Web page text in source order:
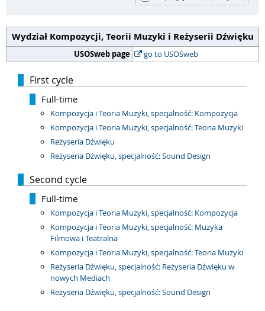
Wydział Kompozycji, Teorii Muzyki i Reżyserii Dźwięku
USOSweb page go to USOSweb
First cycle
Full-time
Kompozycja i Teoria Muzyki, specjalność: Kompozycja
Kompozycja i Teoria Muzyki, specjalność: Teoria Muzyki
Reżyseria Dźwięku
Reżyseria Dźwięku, specjalność: Sound Design
Second cycle
Full-time
Kompozycja i Teoria Muzyki, specjalność: Kompozycja
Kompozycja i Teoria Muzyki, specjalność: Muzyka
Filmowa i Teatralna
Kompozycja i Teoria Muzyki, specjalność: Teoria Muzyki
Reżyseria Dźwięku, specjalność: Reżyseria Dźwięku w
nowych Mediach
Reżyseria Dźwięku, specjalność: Sound Design